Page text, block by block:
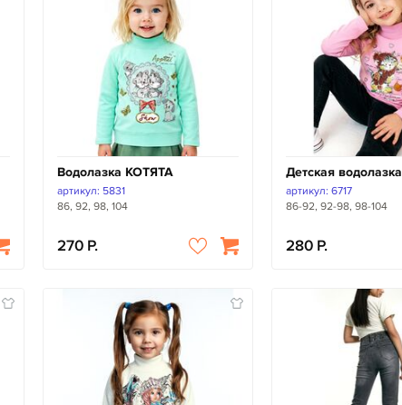
Водолазка КОТЯТА
артикул: 5831
86, 92, 98, 104
270
Детская водолазка
артикул: 6717
86-92, 92-98, 98-104
280